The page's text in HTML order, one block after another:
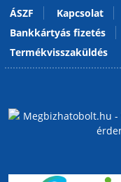
ÁSZF Kapcsolat
Bankkártyás fizetés
Termékvisszaküldés